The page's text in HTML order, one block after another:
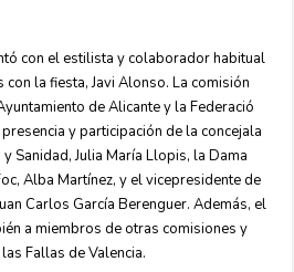
con el estilista y colaborador habitual
la fiesta, Javi Alonso. La comisión
de Alicante y la Federació
y participación de la concejala
Sanidad, Julia María Llopis, la Dama
Alba Martínez, y el vicepresidente de
Carlos García Berenguer. Además, el
a miembros de otras comisiones y
Fallas de Valencia.